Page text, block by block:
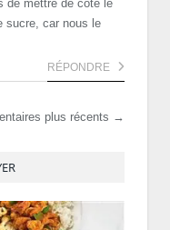
de mettre de côté le
sucre, car nous le
RÉPONDRE
plus récents →